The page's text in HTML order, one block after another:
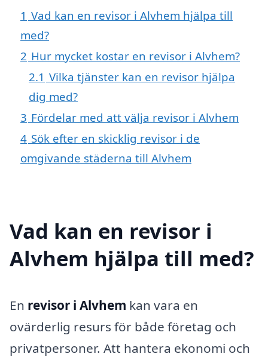
1 Vad kan en revisor i Alvhem hjälpa till
med?
2 Hur mycket kostar en revisor i Alvhem?
2.1 Vilka tjänster kan en revisor hjälpa
dig med?
3 Fördelar med att välja revisor i Alvhem
4 Sök efter en skicklig revisor i de
omgivande städerna till Alvhem
Vad kan en revisor i
Alvhem hjälpa till med?
En revisor i Alvhem kan vara en
ovärderlig resurs för både företag och
privatpersoner. Att hantera ekonomi och